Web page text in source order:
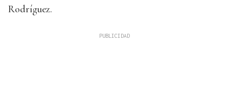
Rodríguez.